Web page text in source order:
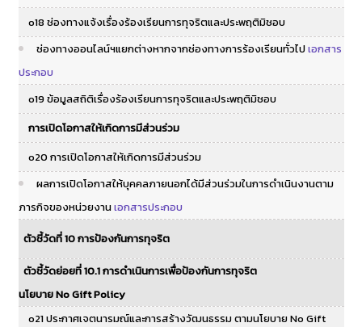
o18 ช่องทางแจ้งเรื่องร้องเรียนการทุจริตและประพฤติมิชอบ
ช่องทางออนไลน์ฯแยกต่างหากจากช่องทางการร้องเรียนทั่วไปเอกสาร
ประกอบ
o19 ข้อมูลสถิติเรื่องร้องเรียนการทุจริตและประพฤติมิชอบ
การเปิดโอกาสให้เกิดการมีส่วนร่วม
o20 การเปิดโอกาสให้เกิดการมีส่วนร่วม
ผลการเปิดโอกาสให้บุคคลภายนอกได้มีส่วนร่วมในการดำเนินงานตาม
ภารกิจของหน่วยงานเอกสารประกอบ
ตัวชี้วัดที่ 10 การป้องกันการทุจริต
ตัวชี้วัดย่อยที่ 10.1 การดำเนินการเพื่อป้องกันการทุจริต
นโยบาย No Gift Policy
o21 ประกาศเจตนารมณ์และการสร้างวัฒนธรรม ตามนโยบาย No Gift